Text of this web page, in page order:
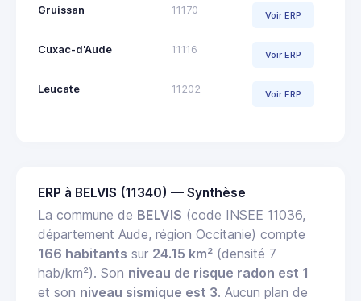
Gruissan 11170 Voir ERP
Cuxac-d'Aude 11116 Voir ERP
Leucate 11202 Voir ERP
ERP à BELVIS (11340) — Synthèse
La commune de BELVIS (code INSEE 11036,
département Aude, région Occitanie) compte
166 habitants sur 24.15 km² (densité 7
hab/km²). Son niveau de risque radon est 1
et son niveau sismique est 3. Aucun plan de